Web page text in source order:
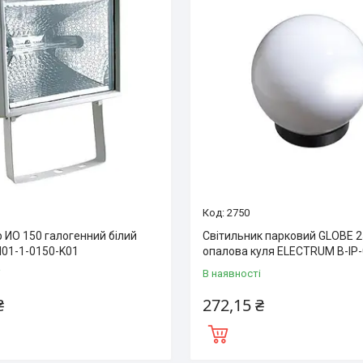
150 галогенний білий
1-0150-K01
2750
Світильник парковий GLOBE
опалова куля ELECTRUM B-
В наявності
272,15 ₴